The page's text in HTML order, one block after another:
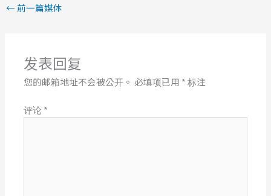
← 前一篇媒体
发表回复
您的邮箱地址不会被公开。 必填项已用 *标注
评论 *